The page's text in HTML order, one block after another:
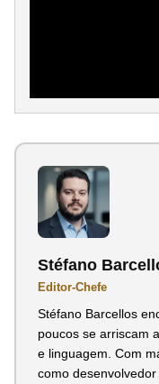
Stéfano
Editor-Chefe
Stéfano Barcellos
poucos se arriscam
e linguagem. Com
como